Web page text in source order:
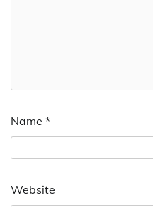
Name *
Website